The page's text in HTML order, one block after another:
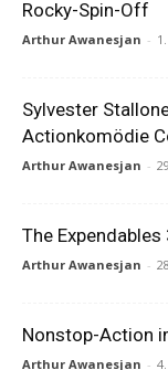
Rocky-Spin-Off
Arthur Awanesjan -
Sylvester
Actionkomödie
Arthur Awanesjan -
The
Arthur Awanesjan -
Nonstop-Action
Arthur Awanesjan -